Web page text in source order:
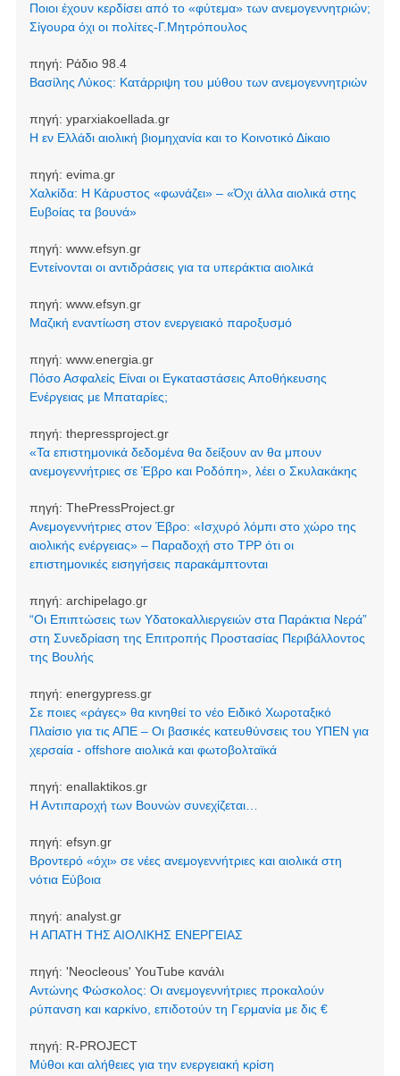
Ποιοι έχουν κερδίσει από το «φύτεμα» των ανεμογεννητριών;
Σίγουρα όχι οι πολίτες-Γ.Μητρόπουλος
πηγή: Ράδιο 98.4
Βασίλης Λύκος: Κατάρριψη του μύθου των ανεμογεννητριών
πηγή: yparxiakoellada.gr
Η εν Ελλάδι αιολική βιομηχανία και το Κοινοτικό Δίκαιο
πηγή: evima.gr
Χαλκίδα: Η Κάρυστος «φωνάζει» – «Όχι άλλα αιολικά στης
Ευβοίας τα βουνά»
πηγή: www.efsyn.gr
Εντείνονται οι αντιδράσεις για τα υπεράκτια αιολικά
πηγή: www.efsyn.gr
Μαζική εναντίωση στον ενεργειακό παροξυσμό
πηγή: www.energia.gr
Πόσο Ασφαλείς Είναι οι Εγκαταστάσεις Αποθήκευσης
Ενέργειας με Μπαταρίες;
πηγή: thepressproject.gr
«Τα επιστημονικά δεδομένα θα δείξουν αν θα μπουν
ανεμογεννήτριες σε Έβρο και Ροδόπη», λέει ο Σκυλακάκης
πηγή: ThePressProject.gr
Ανεμογεννήτριες στον Έβρο: «Ισχυρό λόμπι στο χώρο της
αιολικής ενέργειας» – Παραδοχή στο TPP ότι οι
επιστημονικές εισηγήσεις παρακάμπτονται
πηγή: archipelago.gr
“Οι Επιπτώσεις των Υδατοκαλλιεργειών στα Παράκτια Νερά”
στη Συνεδρίαση της Επιτροπής Προστασίας Περιβάλλοντος
της Βουλής
πηγή: energypress.gr
Σε ποιες «ράγες» θα κινηθεί το νέο Ειδικό Χωροταξικό
Πλαίσιο για τις ΑΠΕ – Οι βασικές κατευθύνσεις του ΥΠΕΝ για
χερσαία - offshore αιολικά και φωτοβολταϊκά
πηγή: enallaktikos.gr
Η Αντιπαροχή των Βουνών συνεχίζεται…
πηγή: efsyn.gr
Βροντερό «όχι» σε νέες ανεμογεννήτριες και αιολικά στη
νότια Εύβοια
πηγή: analyst.gr
Η ΑΠΑΤΗ ΤΗΣ ΑΙΟΛΙΚΗΣ ΕΝΕΡΓΕΙΑΣ
πηγή: 'Neocleοus' YouTube κανάλι
Αντώνης Φώσκολος: Οι ανεμογεννήτριες προκαλούν
ρύπανση και καρκίνο, επιδοτούν τη Γερμανία με δις €
πηγή: R-PROJECT
Μύθοι και αλήθειες για την ενεργειακή κρίση